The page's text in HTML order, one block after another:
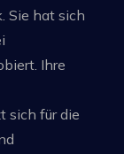
Sie hat sich
Ihre
sich für die